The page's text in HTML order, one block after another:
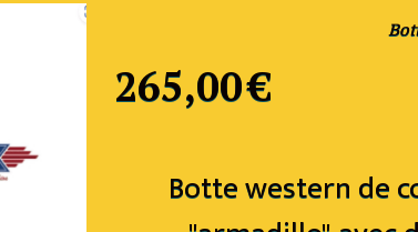
Botte western de
265,00€